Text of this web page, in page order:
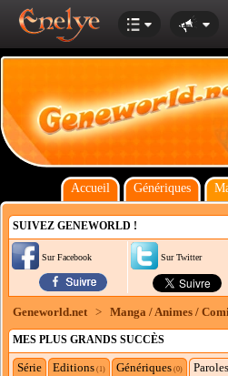
Accueil Génériques
SUIVEZ GENEWORLD !
Sur Facebook Sur Twitter
Geneworld.net > Manga / Animes /
MES PLUS GRANDS SUCCÈS
Série Editions (1) Génériques (0) Paroles